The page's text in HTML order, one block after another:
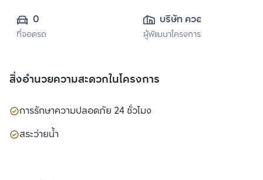
0
ที่จอดรถ
บริษัท ควอลิตี้เฮ้าส์
จำกัด (มหาชน)
ผู้พัฒนาโครงการ
สิ่งอำนวยความสะดวกในโครงการ
การรักษาความปลอดภัย 24 ชั่วโมง
สระว่ายน้ำ